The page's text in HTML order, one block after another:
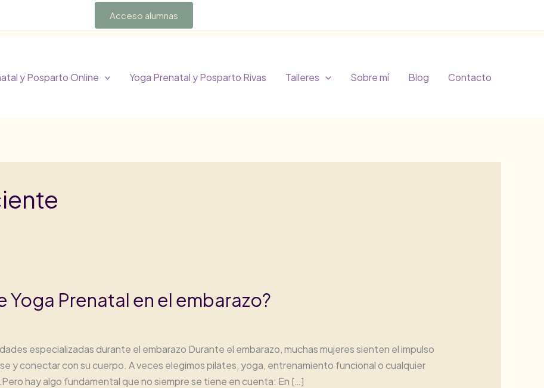
Acceso alumnas
y Posparto Online Yoga Prenatal y Posparto Rivas Talleres Sobre mí Blog Contacto
Yoga Prenatal en el embarazo?
especializadas durante el embarazo Durante el embarazo, muchas mujeres sienten el impulso
y conectar con su cuerpo. A veces elegimos pilates, yoga, entrenamiento funcional o cualquier
hay algo fundamental que no siempre se tiene en cuenta: En […]